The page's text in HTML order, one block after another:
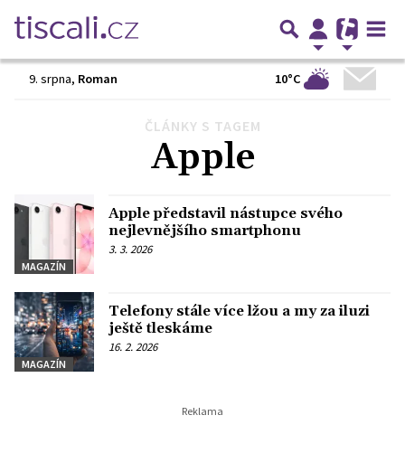
9. srpna, Roman 10°C
ČLÁNKY S TAGEM
Apple
MAGAZÍN
Apple představil nástupce svého
nejlevnějšího smartphonu
3. 3. 2026
MAGAZÍN
Telefony stále více lžou a my za iluzi
ještě tleskáme
16. 2. 2026
… 9 Další